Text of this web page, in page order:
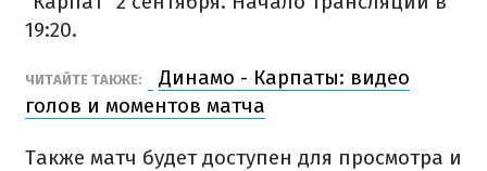
19:20.
ЧИТАЙТЕ ТАКЖЕ:
Динамо - Карпаты: видео
голов и моментов матча
Также матч будет доступен для просмотра и